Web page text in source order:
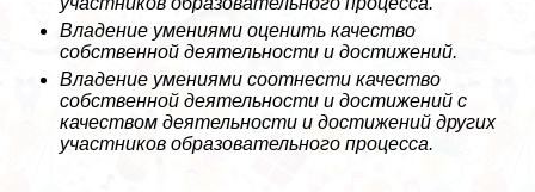
Владение умениями оценить качество
собственной деятельности и достижений.
Владение умениями соотнести качество
собственной деятельности и достижений с
качеством деятельности и достижений других
участников образовательного процесса.